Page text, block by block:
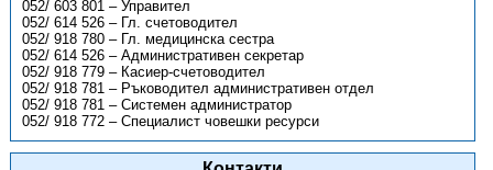
052/ 603 801 – Управител
052/ 614 526 – Гл. счетоводител
052/ 918 780 – Гл. медицинска сестра
052/ 614 526 – Административен секретар
052/ 918 779 – Касиер-счетоводител
052/ 918 781 – Ръководител административен отдел
052/ 918 781 – Системен администратор
052/ 918 772 – Специалист човешки ресурси